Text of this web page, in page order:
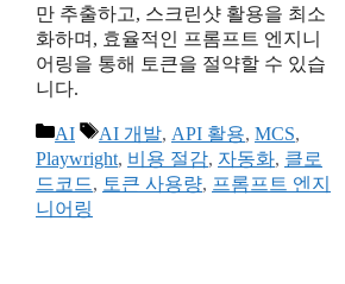
만 추출하고, 스크린샷 활용을 최소
화하며, 효율적인 프롬프트 엔지니
어링을 통해 토큰을 절약할 수 있습
니다.
카
테
고
리
AI
태
그
AI 개발, API 활용, MCS,
Playwright, 비용 절감, 자동화, 클로
드코드, 토큰 사용량, 프롬프트 엔지
니어링